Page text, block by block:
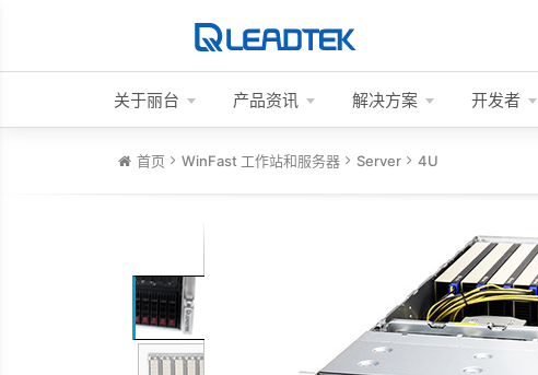
关于丽台 产品资讯 解决方案 开发者
首页 WinFast 工作站和服务器 Server 4U